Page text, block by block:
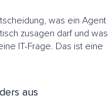
was ein Agent
zusagen darf und was
IT-Frage. Das ist eine
aus